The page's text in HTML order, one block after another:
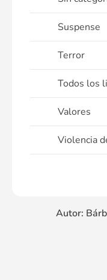
Suspense
Terror
Todos los
Valores
Violencia
Autor: